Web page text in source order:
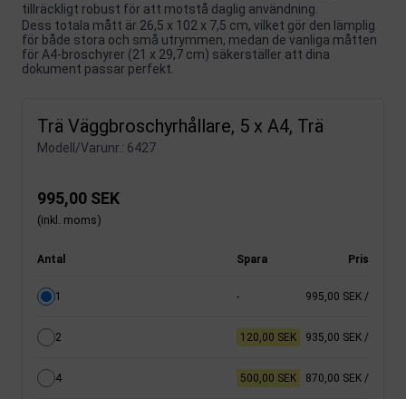
tillräckligt robust för att motstå daglig användning.
Dess totala mått är 26,5 x 102 x 7,5 cm, vilket gör den lämplig
för både stora och små utrymmen, medan de vanliga måtten
för A4-broschyrer (21 x 29,7 cm) säkerställer att dina
dokument passar perfekt.
Trä Väggbroschyrhållare, 5 x A4, Trä
Modell/Varunr.: 6427
995,00 SEK
(inkl. moms)
Antal Spara Pris
1 - 995,00 SEK /
2 120,00 SEK 935,00 SEK /
4 500,00 SEK 870,00 SEK /